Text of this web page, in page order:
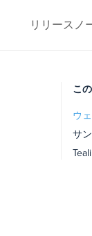
リリースノ
こ
ウ
サ